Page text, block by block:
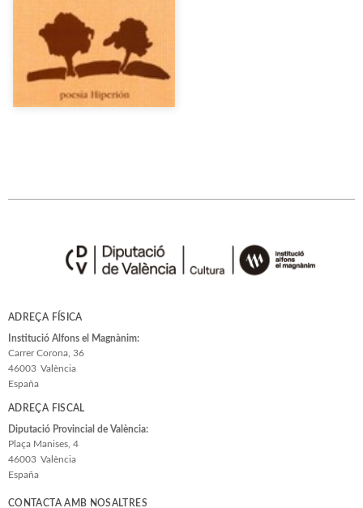
ADREÇA FÍSICA
Institució Alfons el Magnànim:
Carrer Corona, 36
46003 València
España
ADREÇA FISCAL
Diputació Provincial de València:
Plaça Manises, 4
46003 València
España
CONTACTA AMB NOSALTRES